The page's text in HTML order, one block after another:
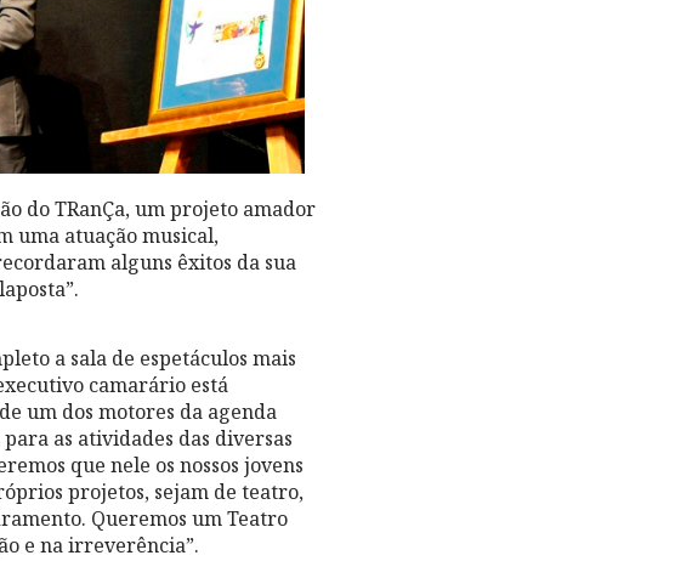
do TRanÇa, um projeto amador
uma atuação musical,
alguns êxitos da sua
a sala de espetáculos mais
camarário está
um dos motores da agenda
as atividades das diversas
que nele os nossos jovens
projetos, sejam de teatro,
Queremos um Teatro
e na irreverência”.